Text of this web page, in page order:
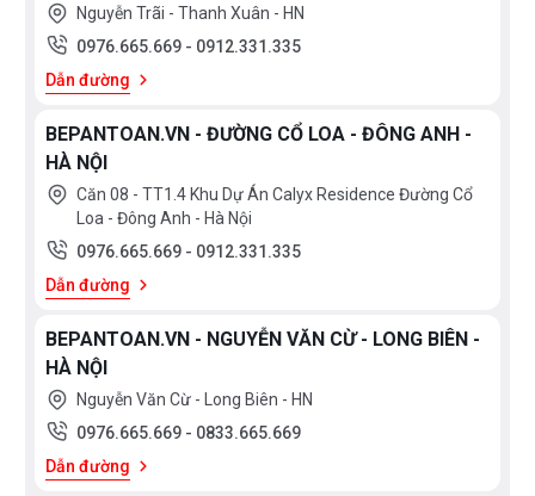
Nguyễn Trãi - Thanh Xuân - HN
0976.665.669 - 0912.331.335
Dẫn đường
BEPANTOAN.VN - ĐƯỜNG CỔ LOA - ĐÔNG ANH -
HÀ NỘI
Căn 08 - TT1.4 Khu Dự Án Calyx Residence Đường Cổ
Loa - Đông Anh - Hà Nội
0976.665.669 - 0912.331.335
Dẫn đường
BEPANTOAN.VN - NGUYỄN VĂN CỪ - LONG BIÊN -
HÀ NỘI
Nguyễn Văn Cừ - Long Biên - HN
0976.665.669 - 0833.665.669
Dẫn đường